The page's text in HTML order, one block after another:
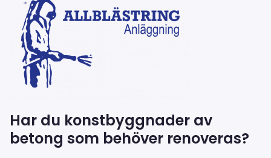
Har du konstbyggnader av
betong som behöver renoveras?